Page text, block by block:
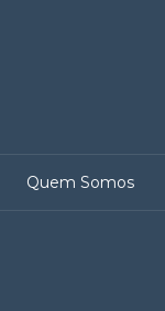
Quem Somos